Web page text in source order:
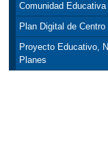
Comunidad Educativa
Plan Digital de Centro
Proyecto Educativo,
Planes